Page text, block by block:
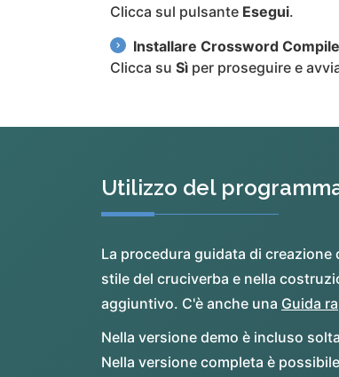
Clicca sul pulsante Esegui.
Installare Crossword
Clicca su Sì per proseguire e
Utilizzo del
La procedura guidata di
stile del cruciverba e nella
aggiuntivo. C'è anche una Guida
Nella versione demo è incluso
Nella versione completa è